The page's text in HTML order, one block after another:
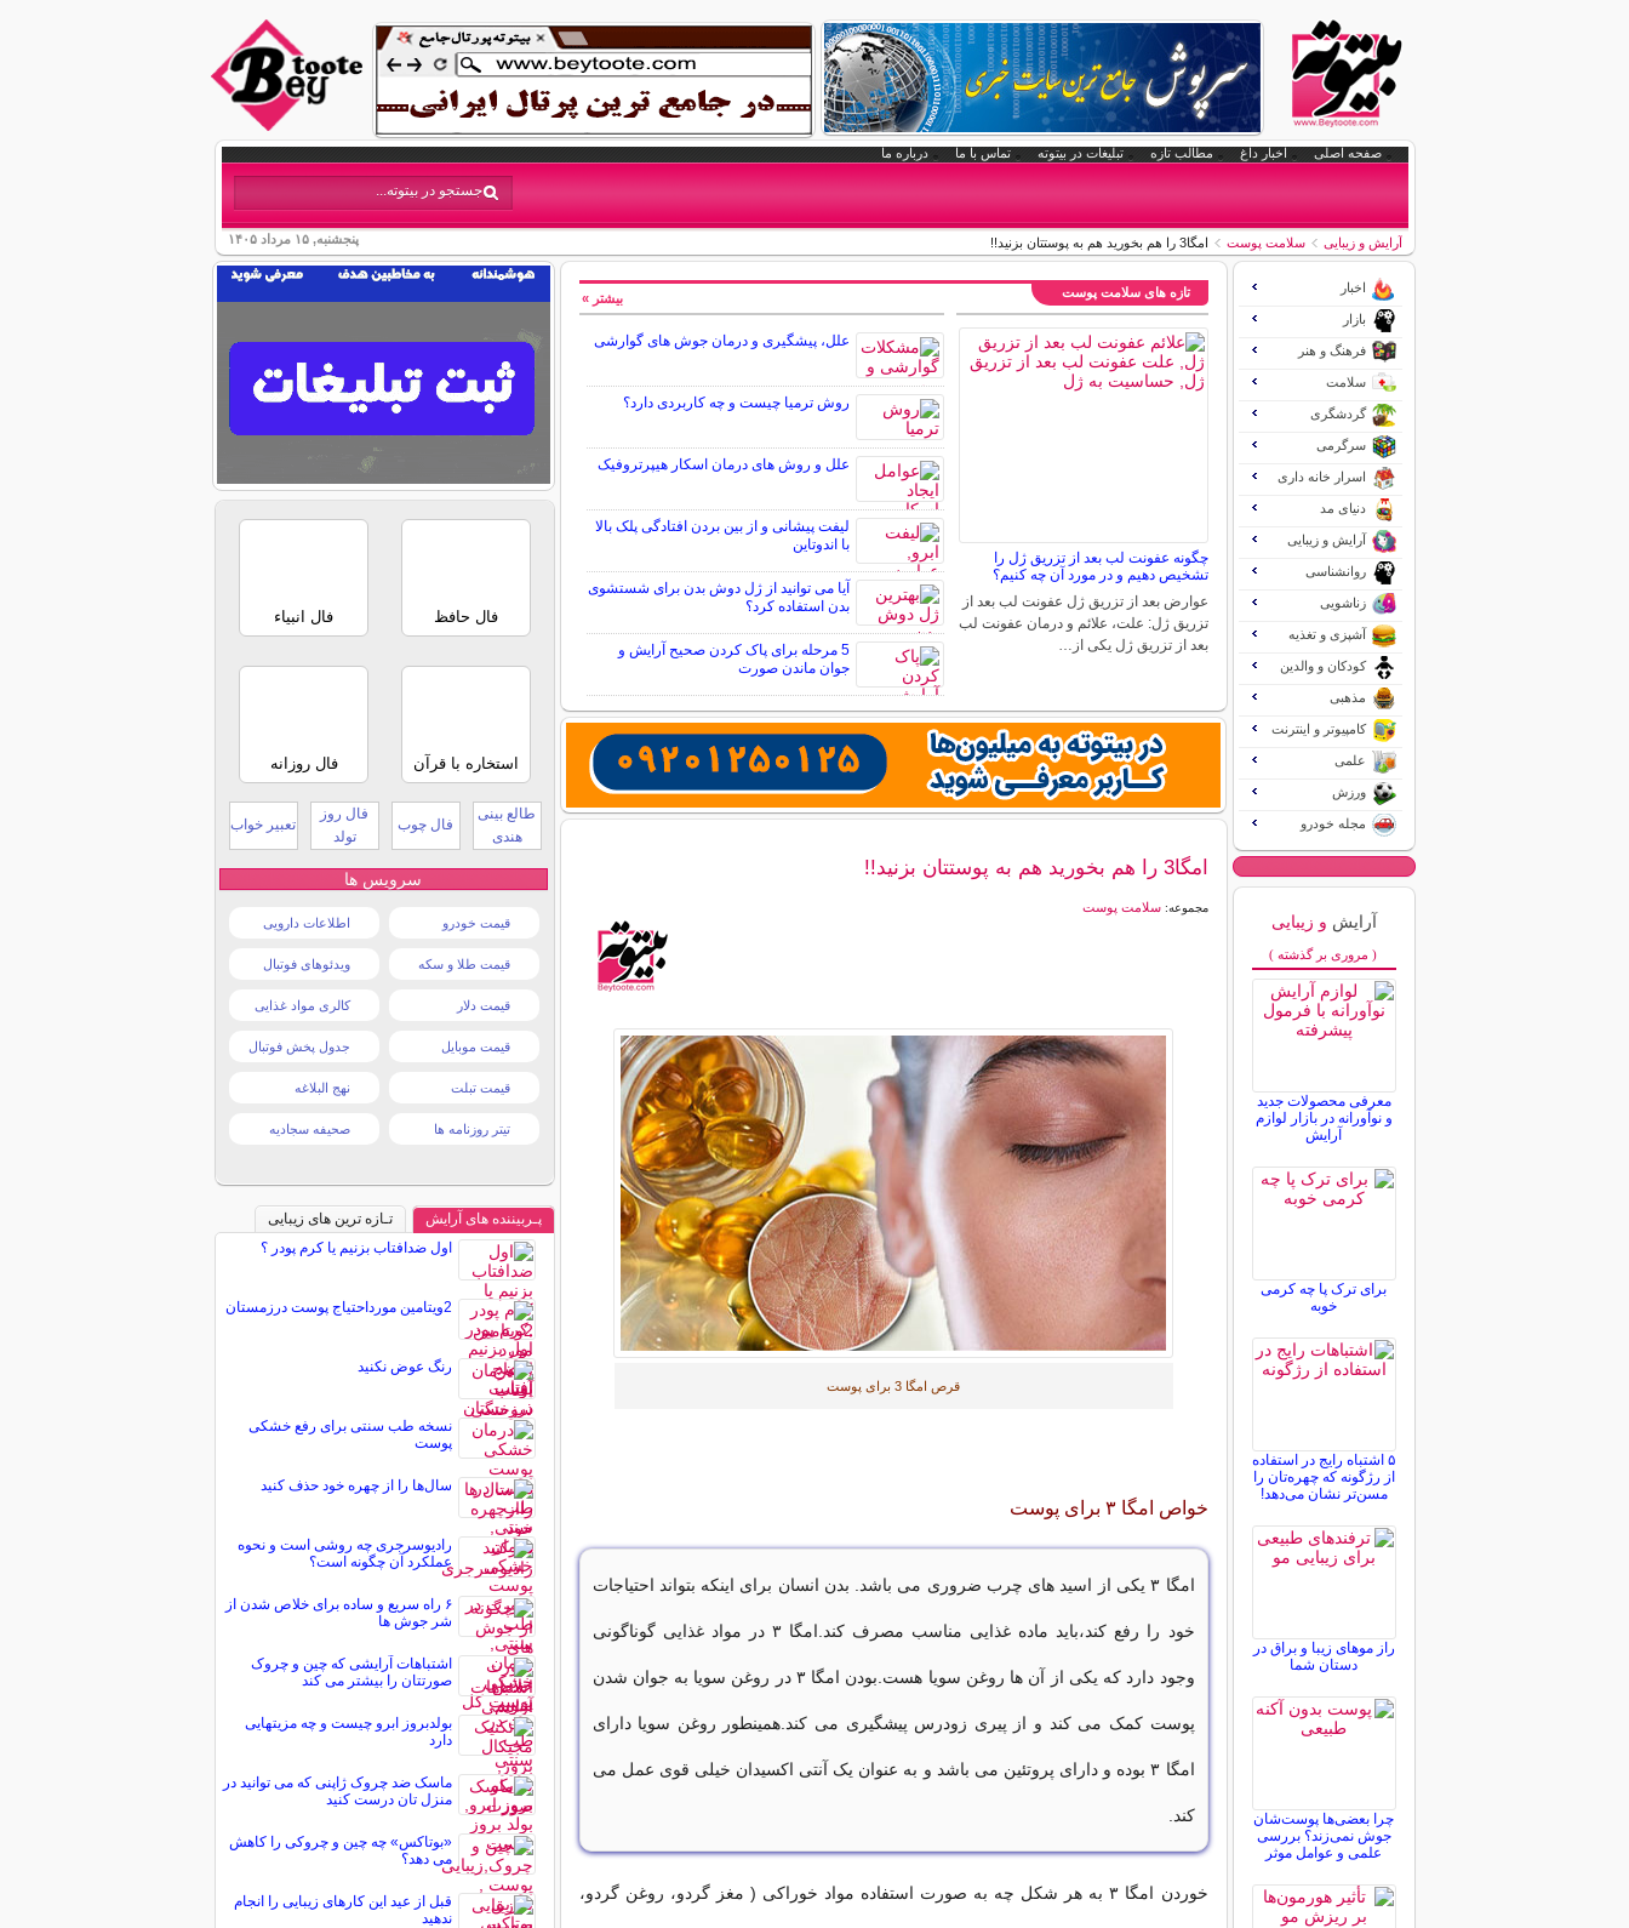
صفحه اصلی اخبار داغ مطالب تازه تبلیغات در بیتوته تماس با ما درباره ما
پنجشنبه, ۱۵ مرداد ۱۴۰۵ آرایش و زیبایی سلامت پوست امگا3 را هم بخورید هم به پوستتان بزنید!!
تازه های سلامت پوست
چگونه عفونت لب بعد از تزریق ژل را
تشخیص دهیم و در مورد آن چه کنیم؟
عوارض بعد از تزریق ژل عفونت لب بعد از
تزریق ژل: علت، علائم و درمان عفونت لب
بعد از تزریق ژل یکی از…
علل، پیشگیری و درمان جوش های گوارشی
روش ترمیا چیست و چه کاربردی دارد؟
علل و روش های درمان اسکار هیپرتروفیک
لیفت پیشانی و از بین بردن افتادگی پلک بالا
با اندوتاین
آیا می توانید از ژل دوش بدن برای شستشوی
بدن استفاده کرد؟
5 مرحله برای پاک کردن صحیح آرایش و
جوان ماندن صورت
بیشتر »
امگا3 را هم بخورید هم به پوستتان بزنید!!
مجموعه:سلامت پوست
قرص امگا 3 برای پوست
خواص امگا ۳ برای پوست
امگا ۳ یکی از اسید های چرب ضروری می باشد. بدن انسان برای اینکه بتواند احتیاجات
خود را رفع کند،باید ماده غذایی مناسب مصرف کند.امگا ۳ در مواد غذایی گوناگونی
وجود دارد که یکی از آن ها روغن سویا هست.بودن امگا ۳ در روغن سویا به جوان شدن
پوست کمک می کند و از پیری زودرس پیشگیری می کند.همینطور روغن سویا دارای
امگا ۳ بوده و دارای پروتئین می باشد و به عنوان یک آنتی اکسیدان خیلی قوی عمل می
کند.
خوردن امگا ۳ به هر شکل چه به صورت استفاده مواد خوراکی ( مغز گردو، روغن گردو،
اخبار
بازار
فرهنگ و هنر
سلامت
گردشگری
سرگرمی
اسرار خانه داری
دنیای مد
آرایش و زیبایی
روانشناسی
زناشویی
آشپزی و تغذیه
کودکان و والدین
مذهبی
کامپیوتر و اینترنت
علمی
ورزش
مجله خودرو
آرایش و زیبایی
( مروری بر گذشته )
معرفی محصولات جدید
و نوآورانه در بازار لوازم
آرایش
برای ترک پا چه کرمی
خوبه
۵ اشتباه رایج در استفاده
از رژگونه که چهره‌تان را
مسن‌تر نشان می‌دهد!
راز موهای زیبا و براق در
دستان شما
چرا بعضی‌ها پوست‌شان
جوش نمی‌زند؟ بررسی
علمی و عوامل موثر
فال حافظ فال انبیاء
استخاره با قرآن فال روزانه
طالع بینی
هندی
فال چوب
فال روز
تولد
تعبیر خواب
سرویس ها
قیمت خودرو اطلاعات دارویی
قیمت طلا و سکه ویدئوهای فوتبال
قیمت دلار کالری مواد غذایی
قیمت موبایل جدول پخش فوتبال
قیمت تبلت نهج البلاغه
تیتر روزنامه ها صحیفه سجادیه
پـربیننده های آرایش
تـازه ترین های زیبایی
اول ضدافتاب بزنیم یا کرم پودر ؟
2ویتامین مورداحتیاج پوست درزمستان
رنگ عوض نکنید
نسخه طب سنتی برای رفع خشکی
پوست
سال‌ها را از چهره خود حذف کنید
رادیوسرجری چه روشی است و نحوه
عملکرد آن چگونه است؟
۶ راه سریع و ساده برای خلاص شدن از
شر جوش ها
اشتباهات آرایشی که چین و چروک
صورتتان را بیشتر می کند
بولدبروز ابرو چیست و چه مزیتهایی
دارد
ماسک ضد چروک ژاپنی که می توانید در
منزل تان درست کنید
«بوتاکس» چه چین و چروکی را کاهش
می دهد؟
قبل از عید این کارهای زیبایی را انجام
ندهید